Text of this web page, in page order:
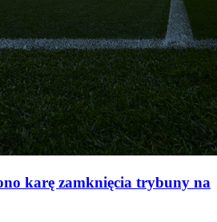
karę zamknięcia trybuny na